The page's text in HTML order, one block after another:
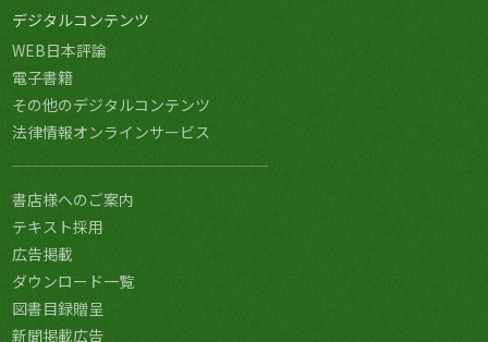
デジタルコンテンツ
WEB日本評論
電子書籍
その他のデジタルコンテンツ
法律情報オンラインサービス
書店様へのご案内
テキスト採用
広告掲載
ダウンロード一覧
図書目録贈呈
新聞掲載広告